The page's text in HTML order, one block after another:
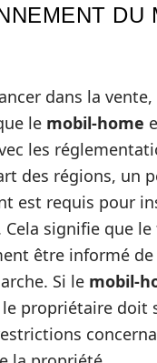
DU
dans la
le mobil-home
les
des régions, un
est requis pour
Cela signifie que
être informé de
Si le mobil-
propriétaire doit